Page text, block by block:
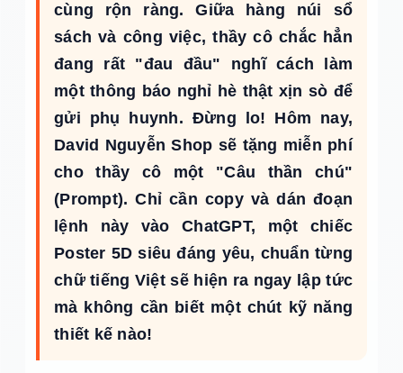
cùng rộn ràng. Giữa hàng núi sổ
sách và công việc, thầy cô chắc hẳn
đang rất "đau đầu" nghĩ cách làm
một thông báo nghỉ hè thật xịn sò để
gửi phụ huynh. Đừng lo! Hôm nay,
David Nguyễn Shop sẽ tặng miễn phí
cho thầy cô một "Câu thần chú"
(Prompt). Chỉ cần copy và dán đoạn
lệnh này vào ChatGPT, một chiếc
Poster 5D siêu đáng yêu, chuẩn từng
chữ tiếng Việt sẽ hiện ra ngay lập tức
mà không cần biết một chút kỹ năng
thiết kế nào!